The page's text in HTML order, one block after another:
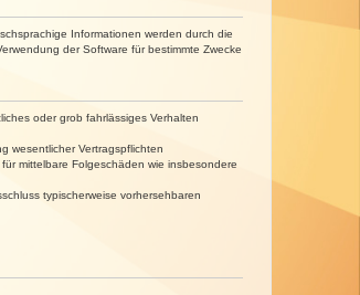
Informationen werden durch die
der Software für bestimmte Zwecke
oder grob fahrlässiges Verhalten
wesentlicher Vertragspflichten
mittelbare Folgeschäden wie insbesondere
typischerweise vorhersehbaren